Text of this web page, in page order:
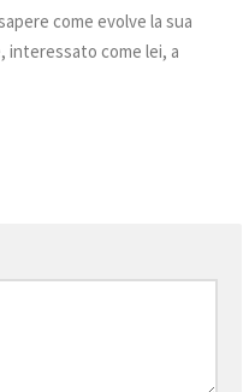
come evolve la sua
interessato come lei, a